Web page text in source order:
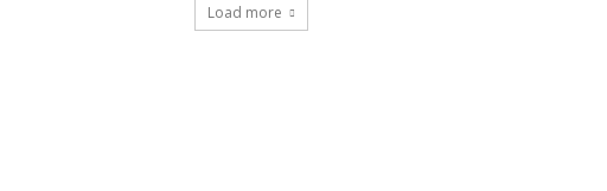
Load more